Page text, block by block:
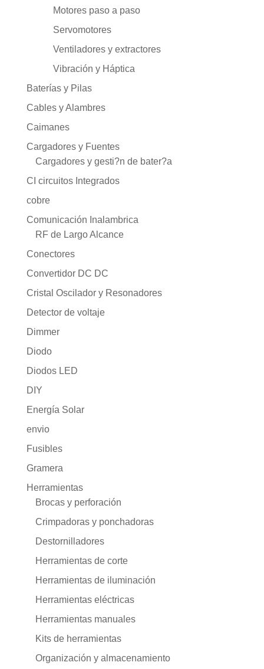
Motores paso a paso
Servomotores
Ventiladores y extractores
Vibración y Háptica
Baterías y Pilas
Cables y Alambres
Caimanes
Cargadores y Fuentes
Cargadores y gesti?n de bater?a
CI circuitos Integrados
cobre
Comunicación Inalambrica
RF de Largo Alcance
Conectores
Convertidor DC DC
Cristal Oscilador y Resonadores
Detector de voltaje
Dimmer
Diodo
Diodos LED
DIY
Energía Solar
envio
Fusibles
Gramera
Herramientas
Brocas y perforación
Crimpadoras y ponchadoras
Destornilladores
Herramientas de corte
Herramientas de iluminación
Herramientas eléctricas
Herramientas manuales
Kits de herramientas
Organización y almacenamiento